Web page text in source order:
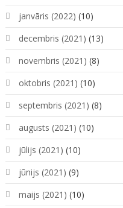
janvāris (2022) (10)
decembris (2021) (13)
novembris (2021) (8)
oktobris (2021) (10)
septembris (2021) (8)
augusts (2021) (10)
jūlijs (2021) (10)
jūnijs (2021) (9)
maijs (2021) (10)